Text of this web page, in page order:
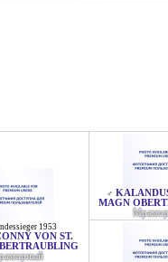
1953
VON ST.
♂
MAGN